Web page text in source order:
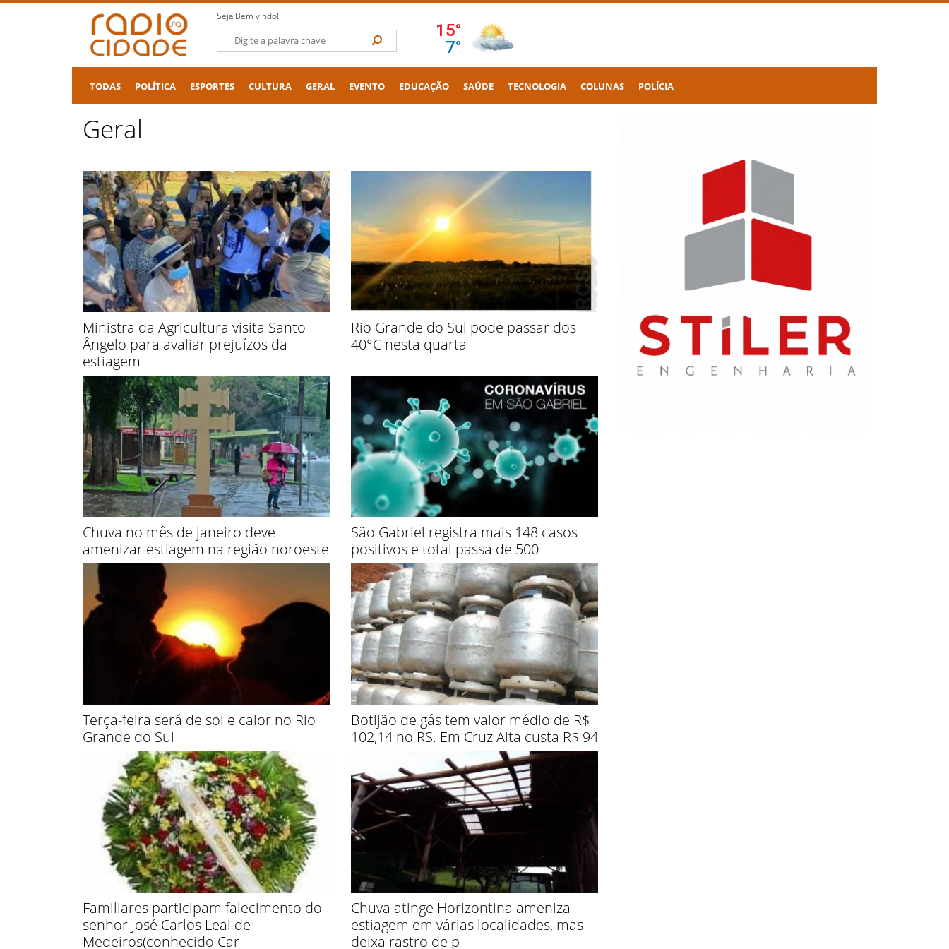
Seja Bem vindo!
TODAS POLÍTICA ESPORTES CULTURA GERAL EVENTO EDUCAÇÃO SAÚDE TECNOLOGIA COLUNAS POLÍCIA
Geral
Ministra da Agricultura visita Santo
Ângelo para avaliar prejuízos da
estiagem
Rio Grande do Sul pode passar dos
40°C nesta quarta
Chuva no mês de janeiro deve
amenizar estiagem na região noroeste
São Gabriel registra mais 148 casos
positivos e total passa de 500
Terça-feira será de sol e calor no Rio
Grande do Sul
Botijão de gás tem valor médio de R$
102,14 no RS. Em Cruz Alta custa R$ 94
Familiares participam falecimento do
senhor José Carlos Leal de
Medeiros(conhecido Car
Chuva atinge Horizontina ameniza
estiagem em várias localidades, mas
deixa rastro de p